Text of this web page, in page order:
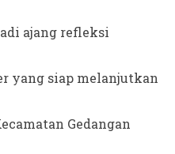
ajang refleksi
yang siap melanjutkan
Gedangan